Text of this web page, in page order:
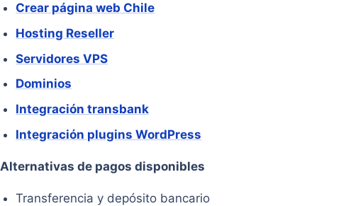
Crear página web Chile
Hosting Reseller
Servidores VPS
Dominios
Integración transbank
Integración plugins WordPress
Alternativas de pagos disponibles
Transferencia y depósito bancario